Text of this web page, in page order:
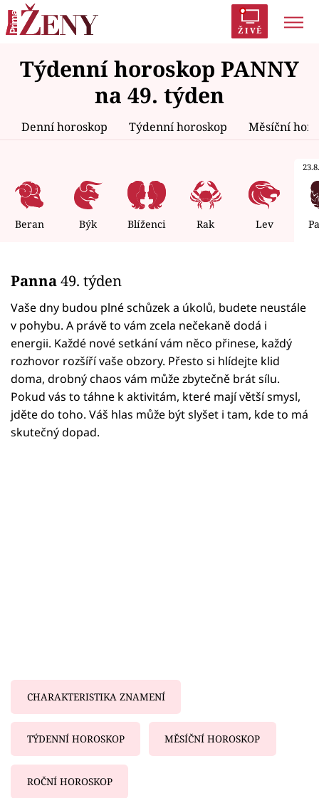
ŽIVĚ
Trendy: Polabí Inspekce Prostřeno!
AYTO?
Zrádci Proměny
Témata
Celebrity
Seriály
Horoskopy
Sledujte prima+
Filmový festival Karlovy Vary
Pořady
Týdenní horoskop PANNY
na 49. týden
Denní horoskop Týdenní horoskop Měsíční
Beran Býk Blíženci Rak Lev
Panna49. týden
Vaše dny budou plné schůzek a úkolů, budete neustále
v pohybu. A právě to vám zcela nečekaně dodá i
energii. Každé nové setkání vám něco přinese, každý
rozhovor rozšíří vaše obzory. Přesto si hlídejte klid
doma, drobný chaos vám může zbytečně brát sílu.
Pokud vás to táhne k aktivitám, které mají větší smysl,
jděte do toho. Váš hlas může být slyšet i tam, kde to má
skutečný dopad.
CHARAKTERISTIKA ZNAMENÍ
TÝDENNÍ HOROSKOP MĚSÍČNÍ HOROSKOP
ROČNÍ HOROSKOP